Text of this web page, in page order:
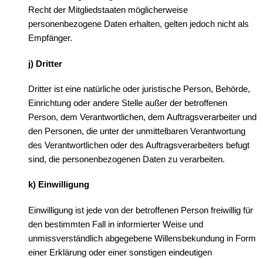
Recht der Mitgliedstaaten möglicherweise
personenbezogene Daten erhalten, gelten jedoch nicht als
Empfänger.
j) Dritter
Dritter ist eine natürliche oder juristische Person, Behörde,
Einrichtung oder andere Stelle außer der betroffenen
Person, dem Verantwortlichen, dem Auftragsverarbeiter und
den Personen, die unter der unmittelbaren Verantwortung
des Verantwortlichen oder des Auftragsverarbeiters befugt
sind, die personenbezogenen Daten zu verarbeiten.
k) Einwilligung
Einwilligung ist jede von der betroffenen Person freiwillig für
den bestimmten Fall in informierter Weise und
unmissverständlich abgegebene Willensbekundung in Form
einer Erklärung oder einer sonstigen eindeutigen